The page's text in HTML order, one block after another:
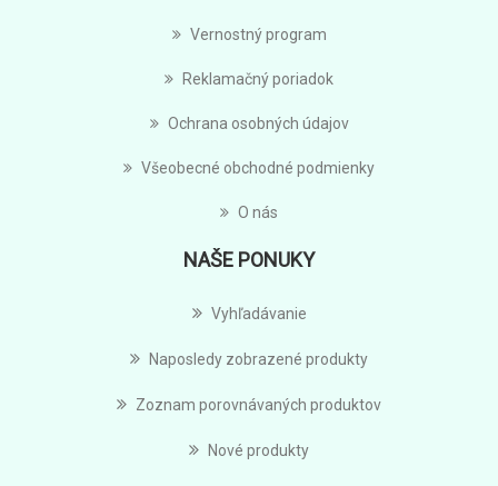
Vernostný program
Reklamačný poriadok
Ochrana osobných údajov
Všeobecné obchodné podmienky
O nás
NAŠE PONUKY
Vyhľadávanie
Naposledy zobrazené produkty
Zoznam porovnávaných produktov
Nové produkty